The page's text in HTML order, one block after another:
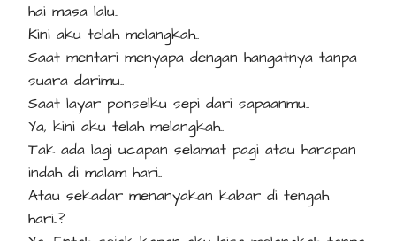
hai masa lalu..
Kini aku telah melangkah..
Saat mentari menyapa dengan hangatnya tanpa
suara darimu..
Saat layar ponselku sepi dari sapaanmu..
Ya, kini aku telah melangkah..
Tak ada lagi ucapan selamat pagi atau harapan
indah di malam hari..
Atau sekadar menanyakan kabar di tengah
hari..?